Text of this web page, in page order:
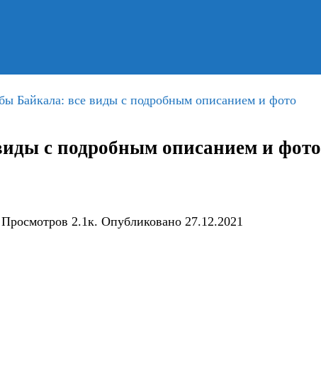
Байкала: все виды с подробным описанием и фото
с подробным описанием и фото
Просмотров 2.1к. Опубликовано 27.12.2021